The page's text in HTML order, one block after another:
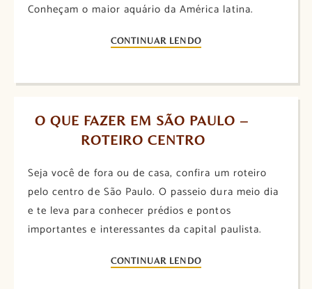
Conheçam o maior aquário da América latina.
CONTINUAR LENDO
O QUE FAZER EM SÃO PAULO –
ROTEIRO CENTRO
Seja você de fora ou de casa, confira um roteiro
pelo centro de São Paulo. O passeio dura meio dia
e te leva para conhecer prédios e pontos
importantes e interessantes da capital paulista.
CONTINUAR LENDO